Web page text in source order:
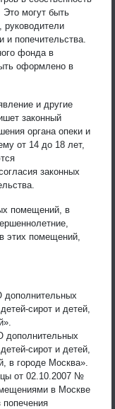
Это могут быть
руководители
и попечительства.
фонда в
оформлено в
и другие
законный
органа опеки и
от 14 до 18 лет,
законных
помещений, в
этих помещений,
сирот и детей,
дополнительных
сирот и детей,
в городе Москва».
от 02.10.2007 №
в Москве
попечения